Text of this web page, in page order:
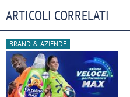
ARTICOLI CORRELATI
BRAND & AZIENDE